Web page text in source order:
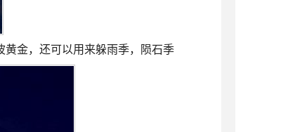
金，还可以用来躲雨季，陨石季